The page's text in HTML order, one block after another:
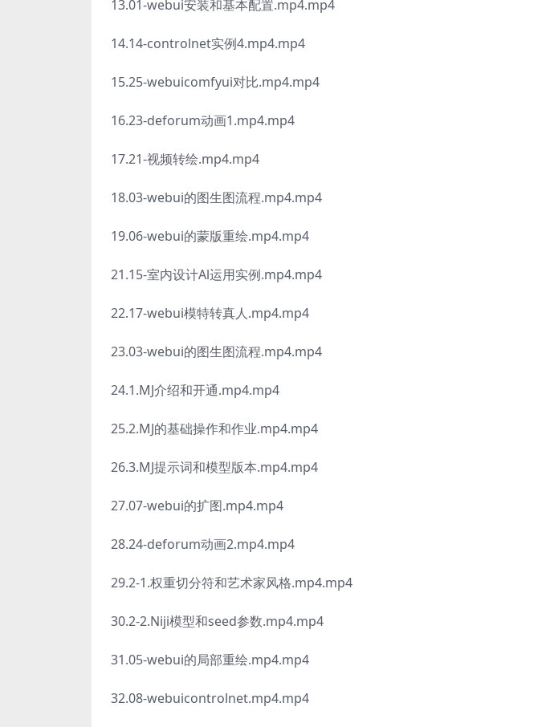
13.01-webui安装和基本配置.mp4.mp4
14.14-controlnet实例4.mp4.mp4
15.25-webuicomfyui对比.mp4.mp4
16.23-deforum动画1.mp4.mp4
17.21-视频转绘.mp4.mp4
18.03-webui的图生图流程.mp4.mp4
19.06-webui的蒙版重绘.mp4.mp4
21.15-室内设计Al运用实例.mp4.mp4
22.17-webui模特转真人.mp4.mp4
23.03-webui的图生图流程.mp4.mp4
24.1.MJ介绍和开通.mp4.mp4
25.2.MJ的基础操作和作业.mp4.mp4
26.3.MJ提示词和模型版本.mp4.mp4
27.07-webui的扩图.mp4.mp4
28.24-deforum动画2.mp4.mp4
29.2-1.权重切分符和艺术家风格.mp4.mp4
30.2-2.Niji模型和seed参数.mp4.mp4
31.05-webui的局部重绘.mp4.mp4
32.08-webuicontrolnet.mp4.mp4